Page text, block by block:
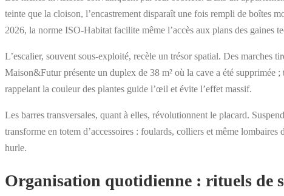
teinte que la cloison, l’encastrement disparaît une fois rempli de boîtes
2026, la norme ISO-Habitat facilite même l’accès aux plans des gaines
L’escalier, souvent sous-exploité, recèle un trésor spatial. Des
Maison&Futur présente un duplex de 38 m² où la cave a été supprimée
rappelant la couleur des plantes guide l’œil et évite l’effet massif.
Les barres transversales, quant à elles, révolutionnent le placard.
transforme en totem d’accessoires : foulards, colliers et même
hurle.
Organisation quotidienne : rituels de